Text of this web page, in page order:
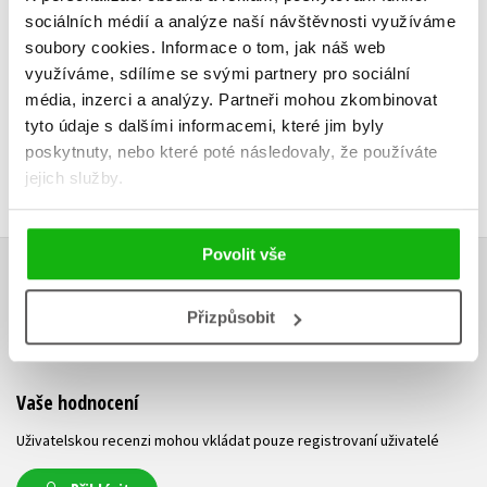
sociálních médií a analýze naší návštěvnosti využíváme
soubory cookies. Informace o tom, jak náš web
využíváme, sdílíme se svými partnery pro sociální
média, inzerci a analýzy. Partneři mohou zkombinovat
tyto údaje s dalšími informacemi, které jim byly
poskytnuty, nebo které poté následovaly, že používáte
jejich služby.
Povolit vše
Přizpůsobit
Do košíku
199 Kč
159 Kč
HODNOCENÍ ČTENÁŘŮ
V současné době nejsou vytvořena žádná uživatelská hodnocení.
Vaše hodnocení
Uživatelskou recenzi mohou vkládat pouze registrovaní uživatelé